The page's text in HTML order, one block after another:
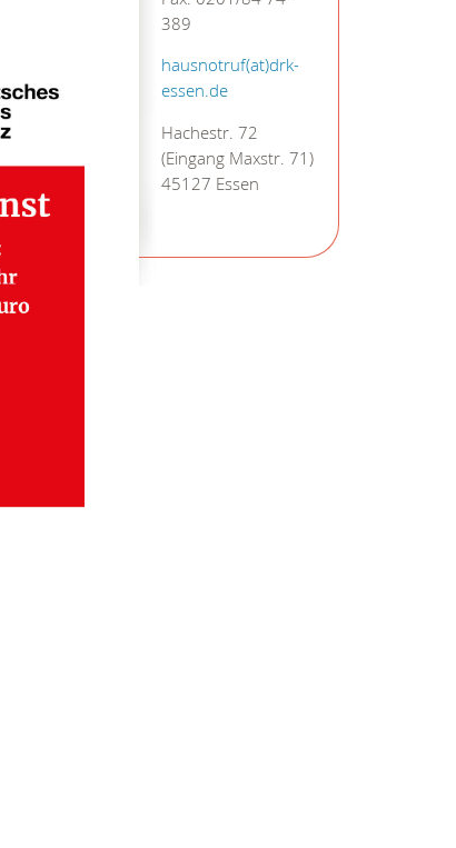
389
hausnotruf(at)drk-
essen.de
Hachestr. 72
(Eingang Maxstr. 71)
45127 Essen